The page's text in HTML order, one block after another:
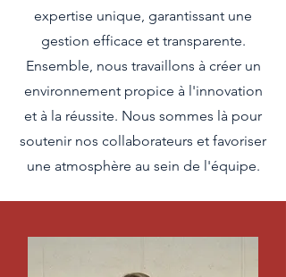
expertise unique, garantissant une
gestion efficace et transparente.
Ensemble, nous travaillons à créer un
environnement propice à l'innovation
et à la réussite. Nous sommes là pour
soutenir nos collaborateurs et favoriser
une atmosphère au sein de l'équipe.